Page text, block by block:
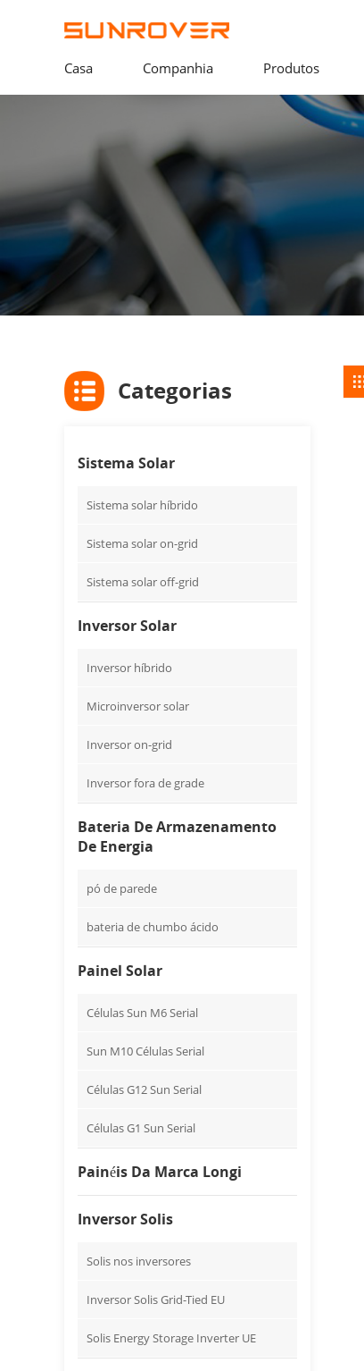
Casa Companhia Produtos
Categorias
Sistema Solar
Sistema solar híbrido
Sistema solar on-grid
Sistema solar off-grid
Inversor Solar
Inversor híbrido
Microinversor solar
Inversor on-grid
Inversor fora de grade
Bateria De Armazenamento
De Energia
pó de parede
bateria de chumbo ácido
Painel Solar
Células Sun M6 Serial
Sun M10 Células Serial
Células G12 Sun Serial
Células G1 Sun Serial
Painéis Da Marca Longi
Inversor Solis
Solis nos inversores
Inversor Solis Grid-Tied EU
Solis Energy Storage Inverter UE